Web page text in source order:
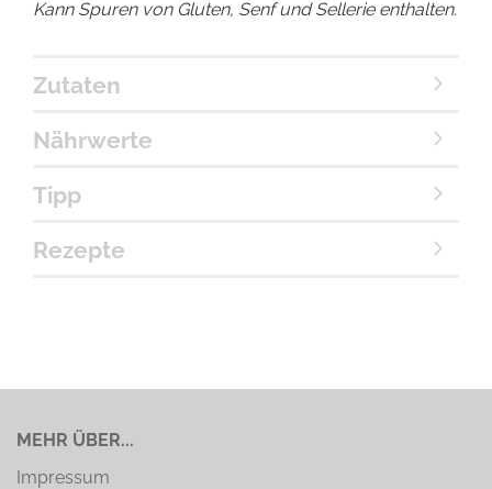
Kann Spuren von Gluten, Senf und Sellerie enthalten.
Zutaten
Nährwerte
Tipp
Rezepte
MEHR ÜBER...
Impressum